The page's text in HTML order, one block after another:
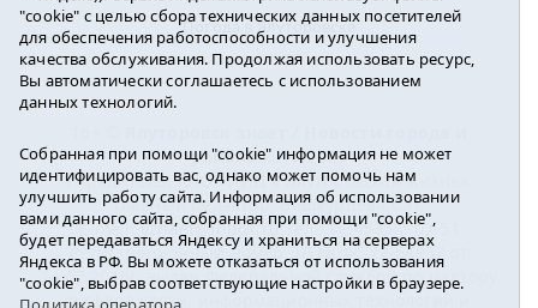
Погода в Ялуторовске
района2016-2023
Учредитель: АНО «ИИЦ « Ялуторовская жизнь».
Главный редактор: Вешкурцева С.П.
E-mail:yznaet@inbox.ruТел.: 8(34535)2-02-51
Регистрационный номер ЭЛ № ФС 77-64937 от
24.02.2016г. выдан Федеральной службой по надзору
в сфере связи, информационных технологий и
"cookie" с целью сбора технических данных посетителей
для обеспечения работоспособности и улучшения
качества обслуживания. Продолжая использовать ресурс,
Вы автоматически соглашаетесь с использованием
данных технологий.
Собранная при помощи "cookie" информация не может
идентифицировать вас, однако может помочь нам
улучшить работу сайта. Информация об использовании
вами данного сайта, собранная при помощи "cookie",
будет передаваться Яндексу и храниться на серверах
Яндекса в РФ. Вы можете отказаться от использования
"cookie", выбрав соответствующие настройки в браузере.